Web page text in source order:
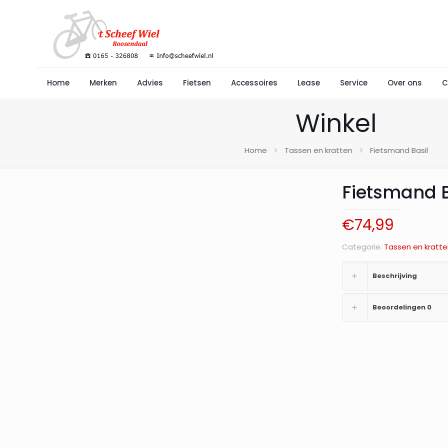
Home Merken Advies Fietsen Accessoires Lease Service Over ons
Winkel
Home Tassen en kratten Fietsmand Basil
Fietsmand
€74,99
Categorie: Tassen en
Beschrijving
Beoordelingen 0